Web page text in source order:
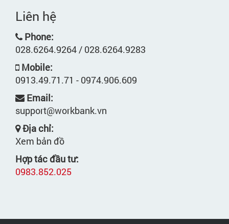
Liên hệ
Phone:
028.6264.9264 / 028.6264.9283
Mobile:
0913.49.71.71 - 0974.906.609
Email:
support@workbank.vn
Địa chỉ:
Xem bản đồ
Hợp tác đầu tư:
0983.852.025